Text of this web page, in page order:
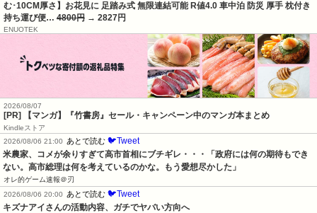
む･10CM厚さ】お花見に 足踏み式 無限連結可能 R値4.0 車中泊 防災 厚手 枕付き
持ち運び便… 4800円 → 2827円
ENUOTEK
2026/08/07
[PR] 【マンガ】『竹書房』セール・キャンペーン中のマンガ本まとめ
Kindleストア
2026/08/06 21:00
あとで読む 🐦Tweet
米農家、コメが余りすぎて高市首相にブチギレ・・・「政府には何の期待もでき
ない。高市総理は何を考えているのかな。もう愛想尽かした」
オレ的ゲーム速報＠刃
2026/08/06 20:00
あとで読む 🐦Tweet
キズナアイさんの活動内容、ガチでヤバい方向へ